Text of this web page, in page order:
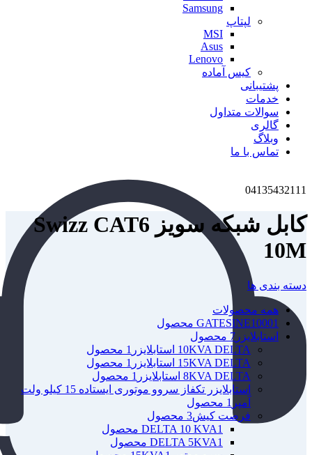
Samsung
لپتاپ
MSI
Asus
Lenovo
کیس آماده
پشتیبانی
خدمات
سوالات متداول
گالری
وبلاگ
تماس با ما
04135432111
کابل شبکه سویز Swizz CAT6
10M
دسته بندی ها
همه محصولات
GATESINE10001 محصول
استابلایزر 7 محصول
10KVA DELTA استابلایزر
1 محصول
15KVA DELTA استابلایزر
1 محصول
8KVA DELTA استابلایزر
1 محصول
استابلایزر تکفاز سروو موتوری ایستاده 15 کیلو ولت
آمپر 1 محصول
فرصت کیش3 محصول
DELTA 10 KVA1 محصول
DELTA 5KVA1 محصول